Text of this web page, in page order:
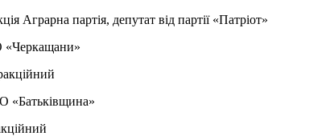
Аграрна партія, депутат від партії «Патріот»
«Черкащани»
й
«Батьківщина»